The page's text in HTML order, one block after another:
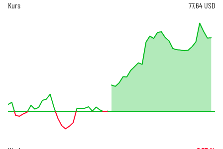
Kurs 77,64 USD